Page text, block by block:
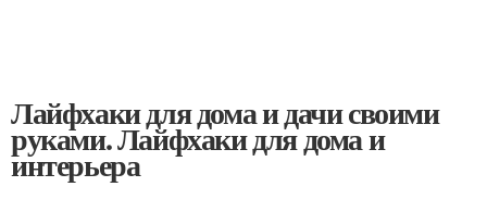
Лайфхаки для дома и дачи своими
руками. Лайфхаки для дома и
интерьера